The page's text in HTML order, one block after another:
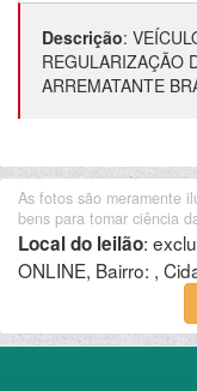
Descrição:
REGULARIZAÇÃO
ARREMATANTE
As fotos são meramente
bens para tomar ciência
Local do leilão:
ONLINE, Bairro: ,